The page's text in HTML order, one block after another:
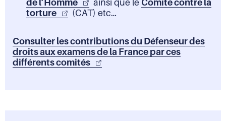
de l’Homme
ainsi que le Comité contre la
torture
(CAT) etc…
Consulter les contributions du Défenseur des
droits aux examens de la France par ces
différents comités